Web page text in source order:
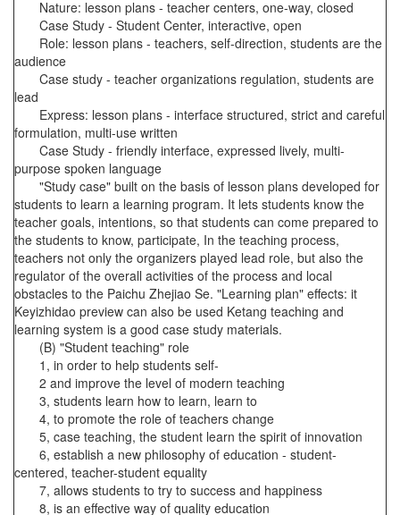
Nature: lesson plans - teacher centers, one-way, closed
Case Study - Student Center, interactive, open
Role: lesson plans - teachers, self-direction, students are the
audience
Case study - teacher organizations regulation, students are
lead
Express: lesson plans - interface structured, strict and careful
formulation, multi-use written
Case Study - friendly interface, expressed lively, multi-
purpose spoken language
"Study case" built on the basis of lesson plans developed for
students to learn a learning program. It lets students know the
teacher goals, intentions, so that students can come prepared to
the students to know, participate, In the teaching process,
teachers not only the organizers played lead role, but also the
regulator of the overall activities of the process and local
obstacles to the Paichu Zhejiao Se. "Learning plan" effects: it
Keyizhidao preview can also be used Ketang teaching and
learning system is a good case study materials.
(B) "Student teaching" role
1, in order to help students self-
2 and improve the level of modern teaching
3, students learn how to learn, learn to
4, to promote the role of teachers change
5, case teaching, the student learn the spirit of innovation
6, establish a new philosophy of education - student-
centered, teacher-student equality
7, allows students to try to success and happiness
8, is an effective way of quality education